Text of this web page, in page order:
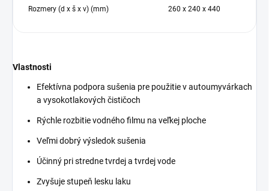
Rozmery (d x š x v) (mm) 260 x 240 x 440
Vlastnosti
Efektívna podpora sušenia pre použitie v autoumyvárkach
a vysokotlakových čističoch
Rýchle rozbitie vodného filmu na veľkej ploche
Veľmi dobrý výsledok sušenia
Účinný pri stredne tvrdej a tvrdej vode
Zvyšuje stupeň lesku laku